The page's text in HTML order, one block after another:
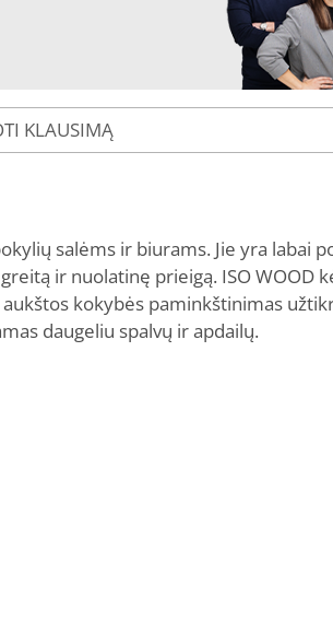
KLAUSIMĄ
salėms ir biurams. Jie yra labai
ir nuolatinę prieigą. ISO WOOD
kokybės paminkštinimas
daugeliu spalvų ir apdailų.